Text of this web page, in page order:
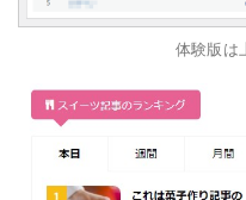
体験版は